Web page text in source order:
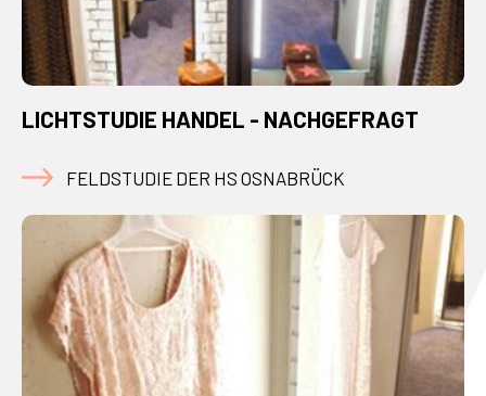
LICHTSTUDIE HANDEL - NACHGEFRAGT
FELDSTUDIE DER HS OSNABRÜCK